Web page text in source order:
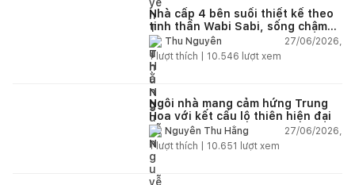
Nhà cấp 4 bên suối thiết kế theo
tinh thần Wabi Sabi, sống chậm
giữa thiên nhiên
Thu Nguyễn
27/06/2026,
1lượt thích | 10.546 lượt xem
Ngôi nhà mang cảm hứng Trung
Hoa với kết cấu lộ thiên hiện đại
Nguyễn Thu Hằng
27/06/2026,
1lượt thích | 10.651 lượt xem